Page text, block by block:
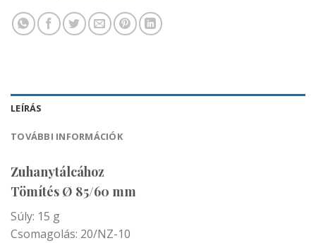
LEÍRÁS
TOVÁBBI INFORMÁCIÓK
Zuhanytálcához
Tömítés Ø 85/60 mm
Súly: 15 g
Csomagolás: 20/NZ-10